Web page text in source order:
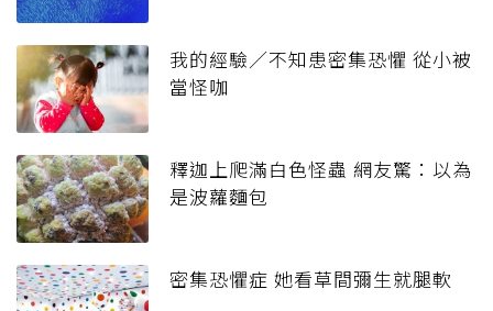
我的經驗／不知患密集恐懼 從小被
當怪咖
釋迦上爬滿白色怪蟲 網友驚：以為
是波蘿麵包
密集恐懼症 她看草間彌生就腿軟